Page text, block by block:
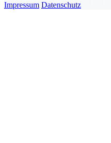
Impressum Datenschutz